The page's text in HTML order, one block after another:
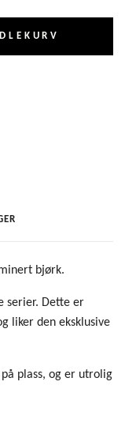
bjørk.
serier. Dette er
liker den eksklusive
plass, og er utrolig